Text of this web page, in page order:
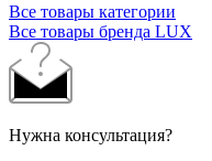
Все товары категории
Все товары бренда LUX
Нужна консультация?